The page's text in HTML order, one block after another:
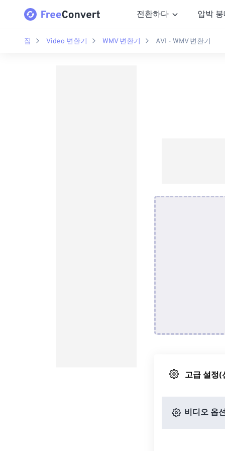
전환하다 압박
집 Video 변환기 WMV 변환기 AVI - WMV 변환기
고급 설정(
비디오 옵